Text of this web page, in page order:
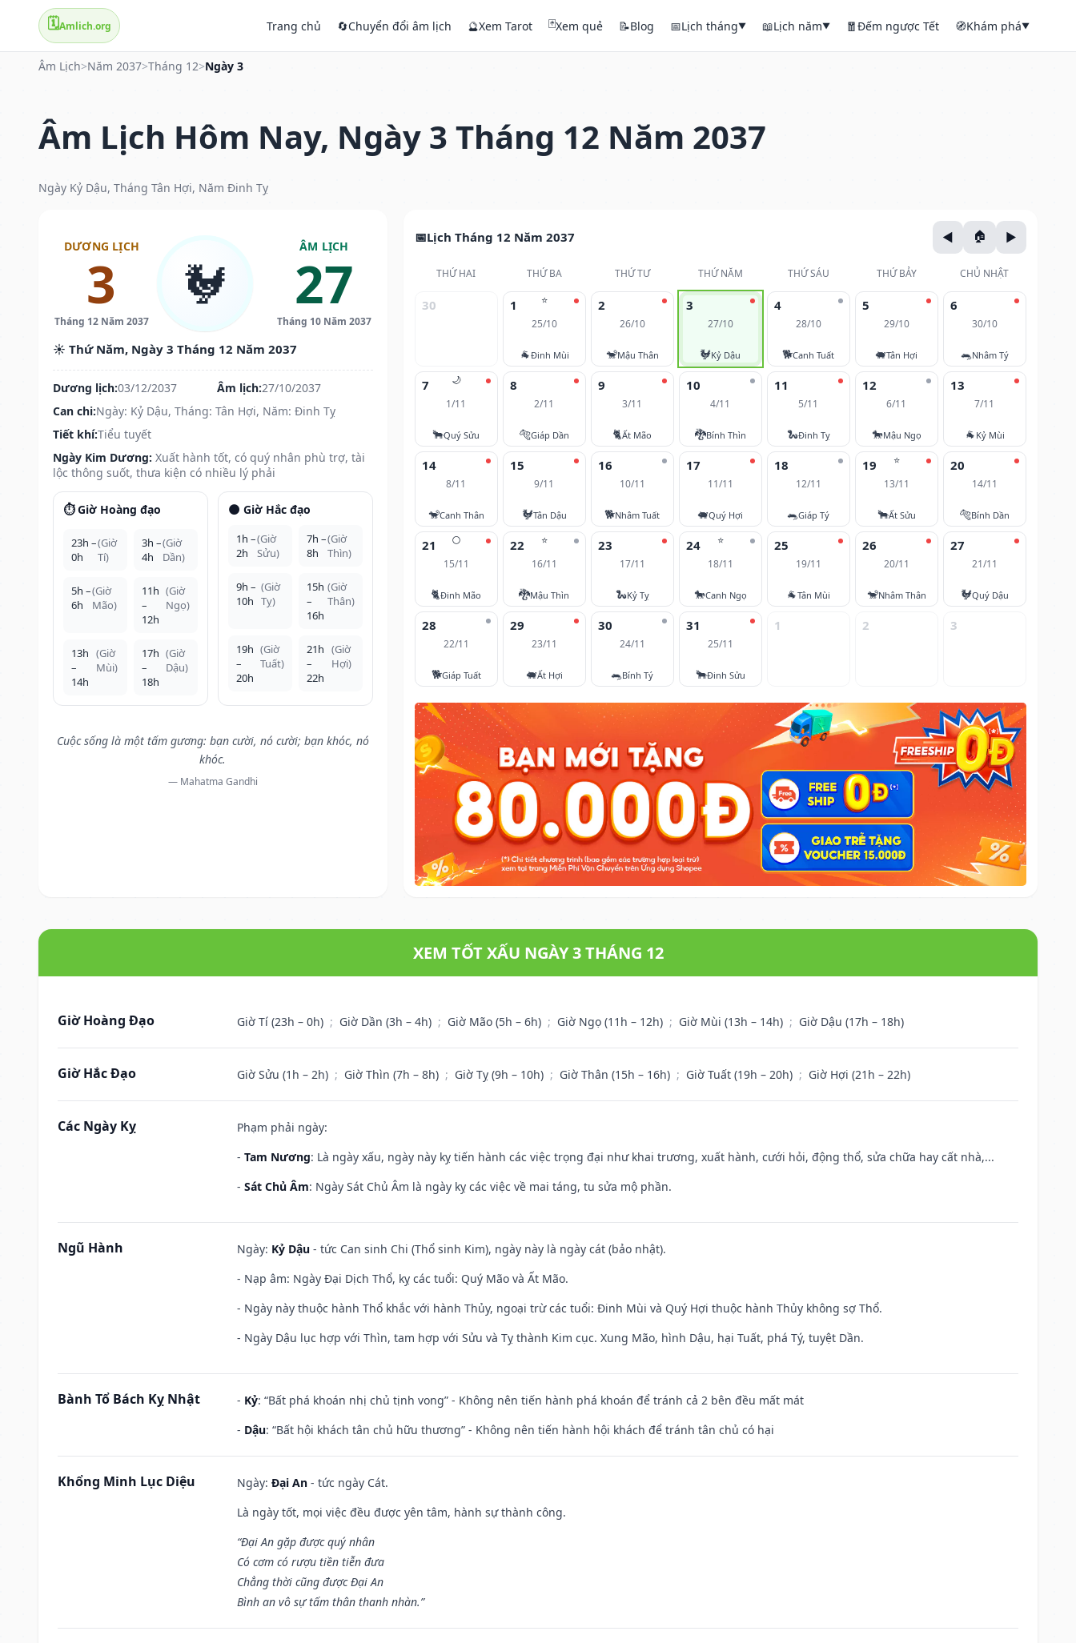
🗓️Amlich.org Trang chủ 🔄Chuyển đổi âm lịch 🔮Xem Tarot 🃏Xem quẻ 📝Blog 📅Lịch tháng▼ 📖Lịch năm▼ 🧧Đếm ngược Tết 🧭Khám phá▼
Âm Lịch>Năm 2037>Tháng 12>Ngày 3
Âm Lịch Hôm Nay, Ngày 3 Tháng 12 Năm 2037
Ngày Kỷ Dậu, Tháng Tân Hợi, Năm Đinh Tỵ
DƯƠNG LỊCH
3
Tháng 12 Năm 2037
🐓
ÂM LỊCH
27
Tháng 10 Năm 2037
☀️ Thứ Năm, Ngày 3 Tháng 12 Năm 2037
Dương lịch:03/12/2037 Âm lịch:27/10/2037
Can chi:Ngày: Kỷ Dậu, Tháng: Tân Hợi, Năm: Đinh Tỵ
Tiết khí:Tiểu tuyết
Ngày Kim Dương: Xuất hành tốt, có quý nhân phù trợ, tài
lộc thông suốt, thưa kiện có nhiều lý phải
⏱️ Giờ Hoàng đạo
23h –
0h
(Giờ
Tí)
3h –
4h
(Giờ
Dần)
5h –
6h
(Giờ
Mão)
11h
–
12h
(Giờ
Ngọ)
13h
–
14h
(Giờ
Mùi)
17h
–
18h
(Giờ
Dậu)
🌑 Giờ Hắc đạo
1h –
2h
(Giờ
Sửu)
7h –
8h
(Giờ
Thìn)
9h –
10h
(Giờ
Tỵ)
15h
–
16h
(Giờ
Thân)
19h
–
20h
(Giờ
Tuất)
21h
–
22h
(Giờ
Hợi)
Cuộc sống là một tấm gương: bạn cười, nó cười; bạn khóc, nó
khóc.
— Mahatma Gandhi
Lịch Tháng 12 Năm 2037
THỨ HAI THỨ BA THỨ TƯ THỨ NĂM THỨ SÁU THỨ BẢY CHỦ NHẬT
30 ⭐
1
25/10
🐐Đinh Mùi
2
26/10
🐒Mậu Thân
3
27/10
🐓Kỷ Dậu
4
28/10
🐕Canh Tuất
5
29/10
🐖Tân Hợi
6
30/10
🐀Nhâm Tý
🌙
7
1/11
🐂Quý Sửu
8
2/11
🐅Giáp Dần
9
3/11
🐈Ất Mão
10
4/11
🐉Bính Thìn
11
5/11
🐍Đinh Tỵ
12
6/11
🐎Mậu Ngọ
13
7/11
🐐 Kỷ Mùi
14
8/11
🐒Canh Thân
15
9/11
🐓Tân Dậu
16
10/11
🐕Nhâm Tuất
17
11/11
🐖Quý Hợi
18
12/11
🐀Giáp Tý
⭐
19
13/11
🐂Ất Sửu
20
14/11
🐅Bính Dần
🌕
21
15/11
🐈Đinh Mão
⭐
22
16/11
🐉Mậu Thìn
23
17/11
🐍Kỷ Tỵ
⭐
24
18/11
🐎Canh Ngọ
25
19/11
🐐Tân Mùi
26
20/11
🐒Nhâm Thân
27
21/11
🐓Quý Dậu
28
22/11
🐕Giáp Tuất
29
23/11
🐖Ất Hợi
30
24/11
🐀Bính Tý
31
25/11
🐂Đinh Sửu
1 2 3
XEM TỐT XẤU NGÀY 3 THÁNG 12
Giờ Hoàng Đạo Giờ Tí (23h – 0h) ; Giờ Dần (3h – 4h) ; Giờ Mão (5h – 6h) ; Giờ Ngọ (11h – 12h) ; Giờ Mùi (13h – 14h) ; Giờ Dậu (17h – 18h)
Giờ Hắc Đạo Giờ Sửu (1h – 2h) ; Giờ Thìn (7h – 8h) ; Giờ Tỵ (9h – 10h) ; Giờ Thân (15h – 16h) ; Giờ Tuất (19h – 20h) ; Giờ Hợi (21h – 22h)
Các Ngày Kỵ
Phạm phải ngày:
- Tam Nương: Là ngày xấu, ngày này kỵ tiến hành các việc trọng đại như khai trương, xuất hành, cưới hỏi, động thổ, sửa chữa hay cất nhà,...
- Sát Chủ Âm: Ngày Sát Chủ Âm là ngày kỵ các việc về mai táng, tu sửa mộ phần.
Ngũ Hành Ngày: Kỷ Dậu - tức Can sinh Chi (Thổ sinh Kim), ngày này là ngày cát (bảo nhật).
- Nạp âm: Ngày Đại Dịch Thổ, kỵ các tuổi: Quý Mão và Ất Mão.
- Ngày này thuộc hành Thổ khắc với hành Thủy, ngoại trừ các tuổi: Đinh Mùi và Quý Hợi thuộc hành Thủy không sợ Thổ.
- Ngày Dậu lục hợp với Thìn, tam hợp với Sửu và Tỵ thành Kim cục. Xung Mão, hình Dậu, hại Tuất, phá Tý, tuyệt Dần.
Bành Tổ Bách Kỵ Nhật - Kỷ: “Bất phá khoán nhị chủ tịnh vong” - Không nên tiến hành phá khoán để tránh cả 2 bên đều mất mát
- Dậu: “Bất hội khách tân chủ hữu thương” - Không nên tiến hành hội khách để tránh tân chủ có hại
Khổng Minh Lục Diệu Ngày: Đại An - tức ngày Cát.
Là ngày tốt, mọi việc đều được yên tâm, hành sự thành công.
“Đại An gặp được quý nhân
Có cơm có rượu tiền tiễn đưa
Chẳng thời cũng được Đại An
Bình an vô sự tấm thân thanh nhàn.”